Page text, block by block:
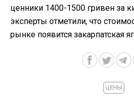
ценники 1400-1500 гривен за
эксперты отметили, что
рынке появится закарпатская
ЦЕНЫ